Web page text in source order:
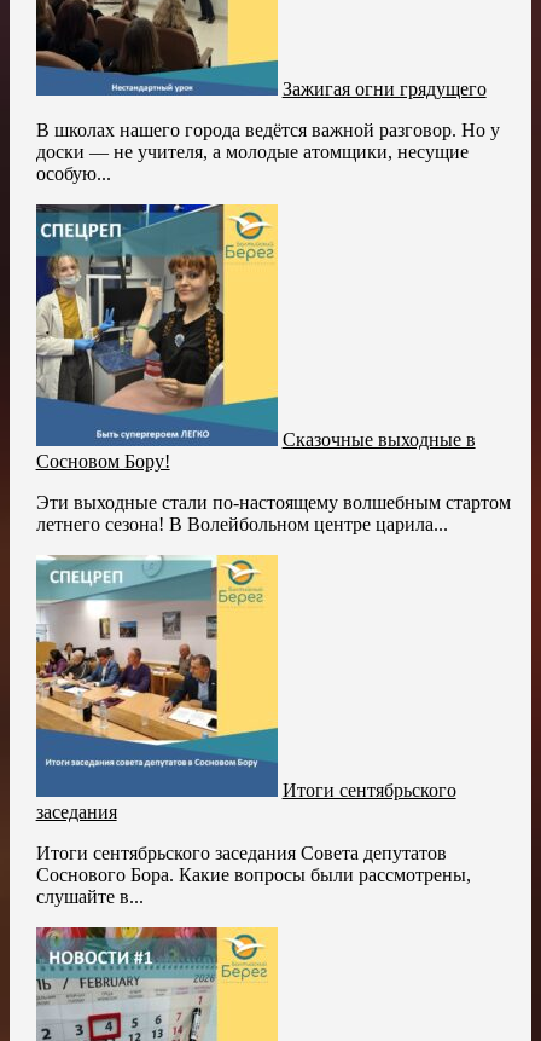
Зажигая огни грядущего
В школах нашего города ведётся важной разговор. Но у
доски — не учителя, а молодые атомщики, несущие
особую...
Сказочные выходные в
Сосновом Бору!
Эти выходные стали по-настоящему волшебным стартом
летнего сезона! В Волейбольном центре царила...
Итоги сентябрьского
заседания
Итоги сентябрьского заседания Совета депутатов
Соснового Бора. Какие вопросы были рассмотрены,
слушайте в...